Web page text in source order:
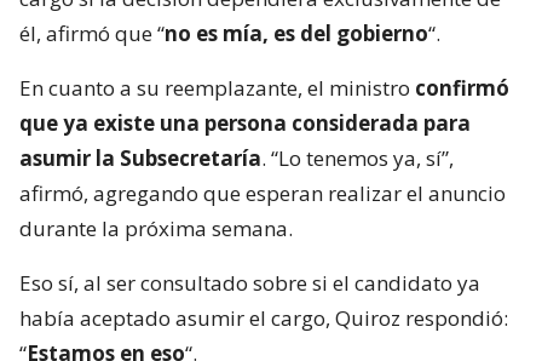
él, afirmó que “no es mía, es del gobierno“.
En cuanto a su reemplazante, el ministro confirmó
que ya existe una persona considerada para
asumir la Subsecretaría. “Lo tenemos ya, sí”,
afirmó, agregando que esperan realizar el anuncio
durante la próxima semana.
Eso sí, al ser consultado sobre si el candidato ya
había aceptado asumir el cargo, Quiroz respondió:
“Estamos en eso“.